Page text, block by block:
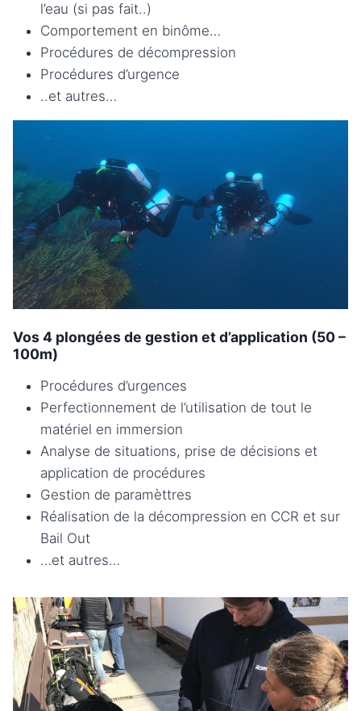
l’eau (si pas fait..)
Comportement en binôme…
Procédures de décompression
Procédures d’urgence
..et autres…
Vos 4 plongées de gestion et d’application (50 –
100m)
Procédures d’urgences
Perfectionnement de l’utilisation de tout le
matériel en immersion
Analyse de situations, prise de décisions et
application de procédures
Gestion de paramèttres
Réalisation de la décompression en CCR et sur
Bail Out
…et autres…